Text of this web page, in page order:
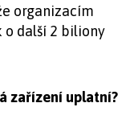
organizacím
další 2 biliony
zařízení uplatní?